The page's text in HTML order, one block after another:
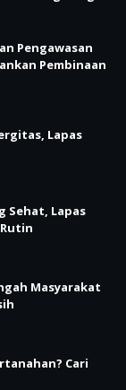
Pengawasan
Pembinaan
Lapas
Sehat, Lapas
Masyarakat
Cari